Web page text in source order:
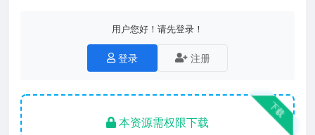
用户您好！请先登录！
登录 注册
下载
本资源需权限下载